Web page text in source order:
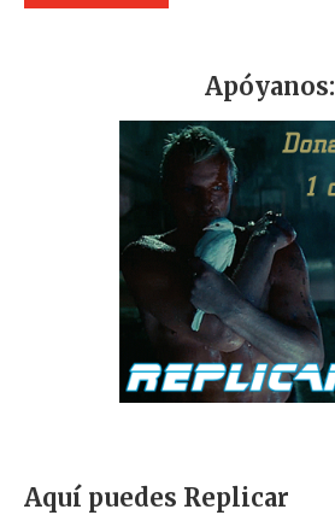
Apóyanos:
Aquí puedes Replicar